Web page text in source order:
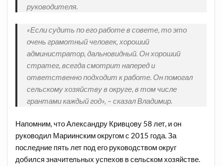
руководителя.
«Если судить по его работе в совете, то это
очень грамотный человек, хороший
администратор, дальновидный. Он хороший
стратег, всегда смотрит наперед и
ответственно подходит к работе. Он помогал
сельскому хозяйству в округе, в том числе
грантами каждый год», – сказал Владимир.
Напомним, что Александру Кривцову 58 лет, и он
руководил Мариинским округом с 2015 года. За
последние пять лет под его руководством округ
добился значительных успехов в сельском хозяйстве.